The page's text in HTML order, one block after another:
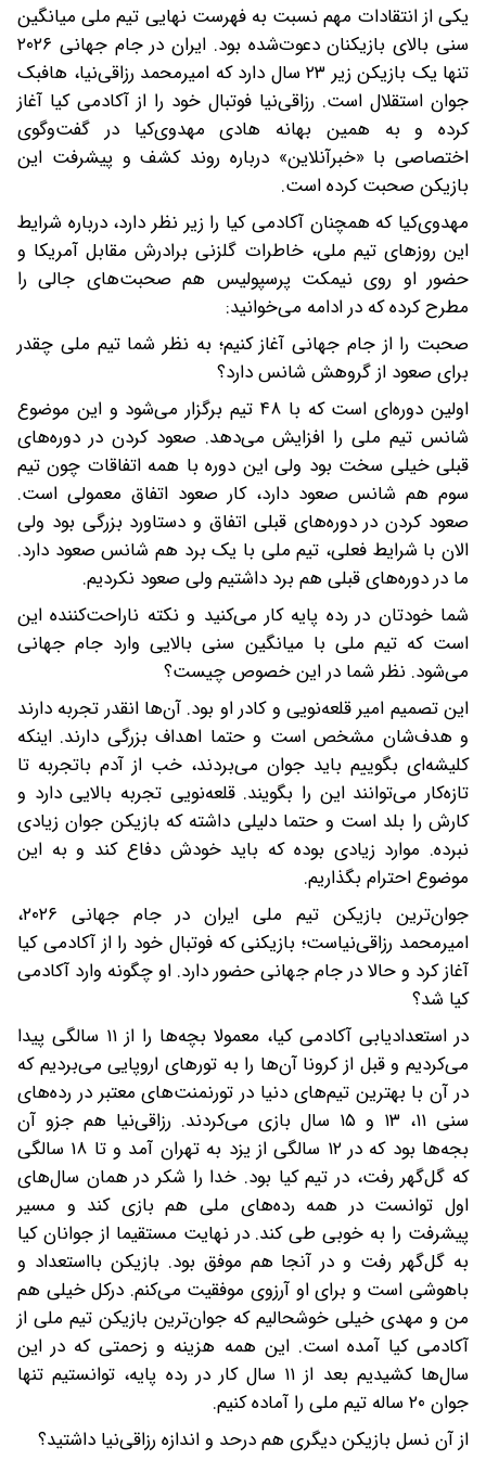
یکی از انتقادات مهم نسبت به فهرست نهایی تیم ملی میانگین
سنی بالای بازیکنان دعوت‌شده بود. ایران در جام جهانی ۲۰۲۶
تنها یک بازیکن زیر ۲۳ سال دارد که امیرمحمد رزاقی‌نیا، هافبک
جوان استقلال است. رزاقی‌نیا فوتبال خود را از آکادمی کیا آغاز
کرده و به همین بهانه‌ هادی مهدوی‌کیا در گفت‌وگوی
اختصاصی با «خبرآنلاین» درباره روند کشف و پیشرفت این
بازیکن صحبت کرده است.
مهدوی‌کیا که همچنان آکادمی کیا را زیر نظر دارد، درباره شرایط
این روزهای تیم ملی، خاطرات گلزنی برادرش مقابل آمریکا و
حضور او روی نیمکت پرسپولیس هم صحبت‌های جالی را
مطرح کرده که در ادامه می‌خوانید:
صحبت را از جام جهانی آغاز کنیم؛ به نظر شما تیم ملی چقدر
برای صعود از گروهش شانس دارد؟
اولین دوره‌ای است که با ۴۸ تیم برگزار می‌شود و این موضوع
شانس تیم ملی را افزایش می‌دهد. صعود کردن در دوره‌های
قبلی خیلی سخت بود ولی این دوره با همه اتفاقات چون تیم
سوم هم شانس صعود دارد، کار صعود اتفاق معمولی است.
صعود کردن در دوره‌های قبلی اتفاق و دستاورد بزرگی بود ولی
الان با شرایط فعلی، تیم ملی با یک برد هم شانس صعود دارد.
ما در دوره‌های قبلی هم برد داشتیم ولی صعود نکردیم.
شما خودتان در رده پایه کار می‌کنید و نکته ناراحت‌کننده این
است که تیم ملی با میانگین سنی بالایی وارد جام جهانی
می‌شود. نظر شما در این خصوص چیست؟
این تصمیم امیر قلعه‌نویی و کادر او بود. آن‌ها انقدر تجربه دارند
و هدف‌شان مشخص است و حتما اهداف بزرگی دارند. اینکه
کلیشه‌ای بگوییم باید جوان می‌بردند، خب از آدم باتجربه تا
تازه‌کار می‌توانند این را بگویند. قلعه‌نویی تجربه بالایی دارد و
کارش را بلد است و حتما دلیلی داشته که بازیکن جوان زیادی
نبرده. موارد زیادی بوده که باید خودش دفاع کند و به این
موضوع احترام بگذاریم.
جوان‌ترین بازیکن تیم ملی ایران در جام جهانی ۲۰۲۶،
امیرمحمد رزاقی‌نیاست؛ بازیکنی که فوتبال خود را از آکادمی کیا
آغاز کرد و حالا در جام جهانی حضور دارد. او چگونه وارد آکادمی
کیا شد؟
در استعدادیابی آکادمی کیا، معمولا بچه‌ها را از ۱۱ سالگی پیدا
می‌کردیم و قبل از کرونا آن‌ها را به تورهای اروپایی می‌بردیم که
در آن با بهترین تیم‌های دنیا در تورنمنت‌های معتبر در رده‌های
سنی ۱۱، ۱۳ و ۱۵ سال بازی می‌کردند. رزاقی‌نیا هم جزو آن
بجه‌ها بود که در ۱۲ سالگی از یزد به تهران آمد و تا ۱۸ سالگی
که گل‌گهر رفت، در تیم کیا بود. خدا را شکر در همان سال‌های
اول توانست در همه رده‌های ملی هم بازی کند و مسیر
پیشرفت را به خوبی طی کند. در نهایت مستقیما از جوانان کیا
به گل‌گهر رفت و در آنجا هم موفق بود. بازیکن بااستعداد و
باهوشی است و برای او آرزوی موفقیت می‌کنم. درکل خیلی هم
من و مهدی خیلی خوشحالیم که جوان‌ترین بازیکن تیم ملی از
آکادمی کیا آمده است. این همه هزینه و زحمتی که در این
سال‌ها کشیدیم بعد از ۱۱ سال کار در رده پایه، توانستیم تنها
جوان ۲۰ ساله تیم ملی را آماده کنیم.
از آن نسل بازیکن دیگری هم درحد و اندازه رزاقی‌نیا داشتید؟